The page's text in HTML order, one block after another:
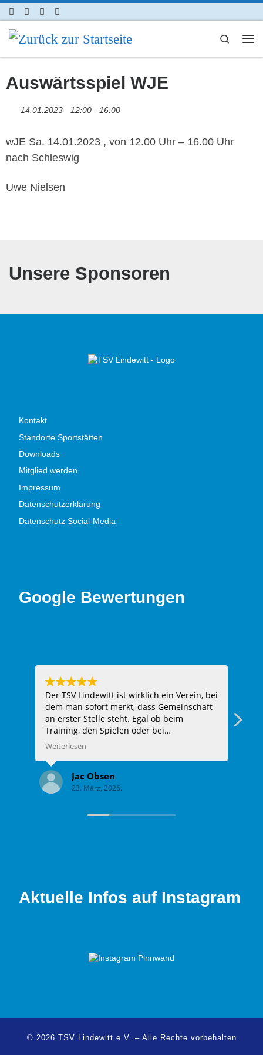
Zum Inhalt springen
Search
Auswärtsspiel WJE
14.01.2023 12:00 - 16:00
wJE Sa. 14.01.2023 , von 12.00 Uhr – 16.00 Uhr
nach Schleswig
Uwe Nielsen
Unsere Sponsoren
Kontakt
Standorte Sportstätten
Downloads
Mitglied werden
Impressum
Datenschutzerklärung
Datenschutz Social-Media
Google Bewertungen
Der TSV Lindewitt ist wirklich ein Verein, bei
dem man sofort merkt, dass Gemeinschaft
an erster Stelle steht. Egal ob beim
Training, den Spielen oder bei
Vereinsveranstaltungen – man wird
sofort wie Teil der Familie. Die Trainer sind
super engagiert, unterstützen jeden Spieler
individuell und haben immer ein offenes
tolles Miteinander unter den Mitgliedern.
Weiterlesen
Jac Obsen
23. März, 2026.
Aktuelle Infos auf Instagram
© 2026 TSV Lindewitt e.V. – Alle Rechte vorbehalten